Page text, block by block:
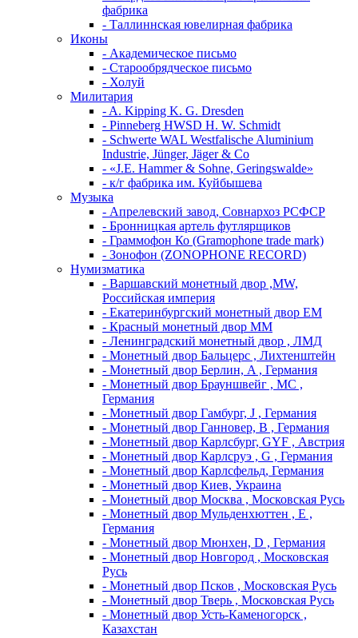
фабрика
- Таллиннская ювелирная фабрика
Иконы
- Академическое письмо
- Старообрядческое письмо
- Холуй
Милитария
- A. Kipping K. G. Dresden
- Pinneberg HWSD H. W. Schmidt
- Schwerte WAL Westfalische Aluminium
Industrie, Jünger, Jäger & Co
- «J.E. Hammer & Sohne, Geringswalde»
- к/г фабрика им. Куйбышева
Музыка
- Апрелевский завод, Совнархоз РСФСР
- Бронницкая артель футлярщиков
- Граммофон Ко (Gramophone trade mark)
- Зонофон (ZONOPHONE RECORD)
Нумизматика
- Варшавский монетный двор ,MW,
Российская империя
- Екатеринбургский монетный двор ЕМ
- Красный монетный двор ММ
- Ленинградский монетный двор , ЛМД
- Монетный двор Бальцерс , Лихтенштейн
- Монетный двор Берлин, A , Германия
- Монетный двор Брауншвейг , MC ,
Германия
- Монетный двор Гамбург, J , Германия
- Монетный двор Ганновер, B , Германия
- Монетный двор Карлсбург, GYF , Австрия
- Монетный двор Карлсруэ , G , Германия
- Монетный двор Карлсфельд, Германия
- Монетный двор Киев, Украина
- Монетный двор Москва , Московская Русь
- Монетный двор Мульденхюттен , Е ,
Германия
- Монетный двор Мюнхен, D , Германия
- Монетный двор Новгород , Московская
Русь
- Монетный двор Псков , Московская Русь
- Монетный двор Тверь , Московская Русь
- Монетный двор Усть-Каменогорск ,
Казахстан